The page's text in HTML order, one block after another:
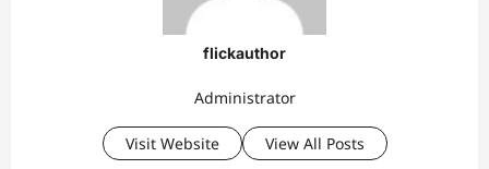
flickauthor
Administrator
Visit Website View All Posts